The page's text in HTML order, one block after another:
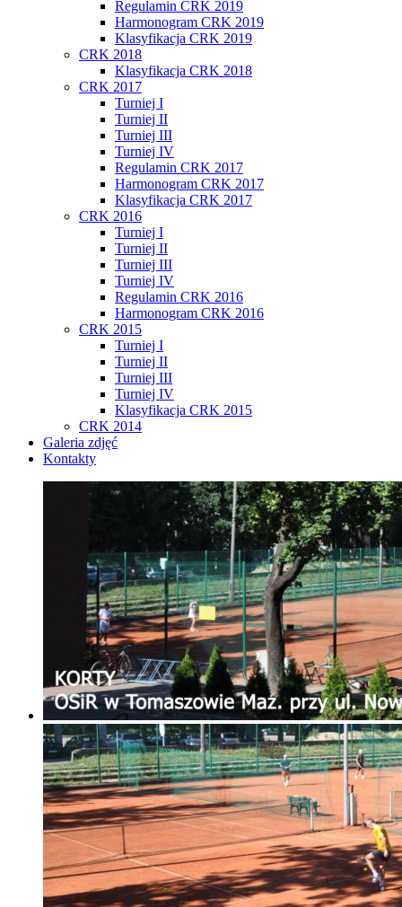
Regulamin CRK 2019
Harmonogram CRK 2019
Klasyfikacja CRK 2019
CRK 2018
Klasyfikacja CRK 2018
CRK 2017
Turniej I
Turniej II
Turniej III
Turniej IV
Regulamin CRK 2017
Harmonogram CRK 2017
Klasyfikacja CRK 2017
CRK 2016
Turniej I
Turniej II
Turniej III
Turniej IV
Regulamin CRK 2016
Harmonogram CRK 2016
CRK 2015
Turniej I
Turniej II
Turniej III
Turniej IV
Klasyfikacja CRK 2015
CRK 2014
Galeria zdjęć
Kontakty